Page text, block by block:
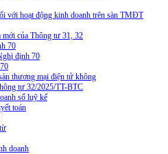
với hoạt động kinh doanh trên sàn TMĐT
của Thông tư 31, 32
70
định 70
thương mại điện tử không
tư 32/2025/TT-BTC
số luỹ kế
toán
doanh